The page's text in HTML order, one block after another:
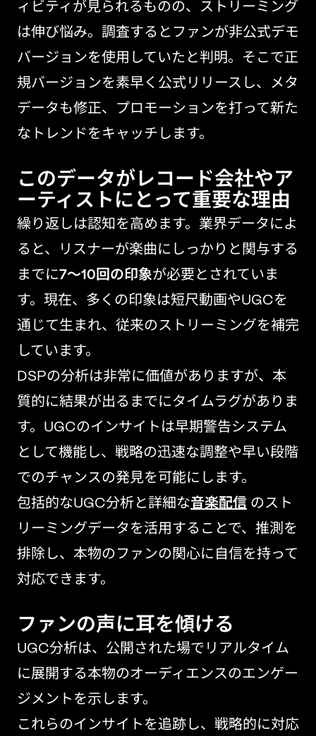
ィビティが見られるものの、ストリーミング
は伸び悩み。調査するとファンが非公式デモ
バージョンを使用していたと判明。そこで正
規バージョンを素早く公式リリースし、メタ
データも修正、プロモーションを打って新た
なトレンドをキャッチします。
このデータがレコード会社やア
ーティストにとって重要な理由
繰り返しは認知を高めます。業界データによ
ると、リスナーが楽曲にしっかりと関与する
までに7～10回の印象が必要とされていま
す。現在、多くの印象は短尺動画やUGCを
通じて生まれ、従来のストリーミングを補完
しています。
DSPの分析は非常に価値がありますが、本
質的に結果が出るまでにタイムラグがありま
す。UGCのインサイトは早期警告システム
として機能し、戦略の迅速な調整や早い段階
でのチャンスの発見を可能にします。
包括的なUGC分析と詳細な音楽配信 のスト
リーミングデータを活用することで、推測を
排除し、本物のファンの関心に自信を持って
対応できます。
ファンの声に耳を傾ける
UGC分析は、公開された場でリアルタイム
に展開する本物のオーディエンスのエンゲー
ジメントを示します。
これらのインサイトを追跡し、戦略的に対応